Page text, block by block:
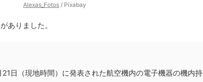
Alexas_Fotos / Pixabay
ありました。
日（現地時間）に発表された航空機内の電子機器の機内持